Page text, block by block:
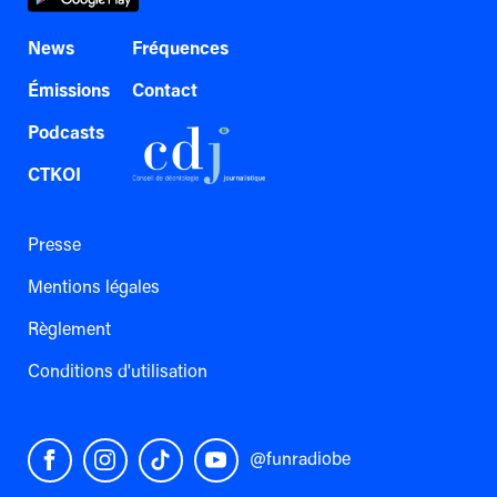
News
Émissions
Podcasts
CTKOI
Fréquences
Contact
Presse
Mentions légales
Règlement
Conditions d'utilisation
@funradiobe